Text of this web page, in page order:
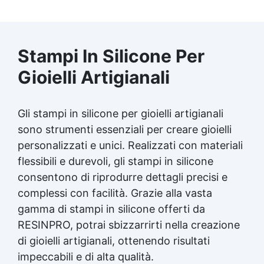
di sicurezza (MSDS) per ogni fase del ciclo.
Evitare il contatto con pelle e occhi. In caso
di contatto con la pelle, lavare con un
prodotto idoneo. In caso di contatto con gli
acqua e consultare immediatamente un
medico. Garantire una buona ventilazione. Il
prodotto contiene sostanze combustibili.
Tenere lontano da scintille ed evitare di
fumare nelle aree adiacenti. Rispettare tutte
le disposizioni locali di salute e sicurezza sul
luogo di lavoro. Dichiarazione Le
informazioni fornite in questa scheda tecnica
si basano esclusivamente sulle nostre
conoscenze di laboratorio e sulla pratica.
Tuttavia, poiché l'uso del prodotto avviene al
di fuori del nostro controllo, garantiamo solo
la qualità intrinseca del prodotto. Ci
Stampi In Silicone Per
Gioielli Artigianali
Gli stampi in silicone per gioielli artigianali
sono strumenti essenziali per creare gioielli
personalizzati e unici. Realizzati con materiali
flessibili e durevoli, gli stampi in silicone
consentono di riprodurre dettagli precisi e
complessi con facilità. Grazie alla vasta
gamma di stampi in silicone offerti da
RESINPRO, potrai sbizzarrirti nella creazione
di gioielli artigianali, ottenendo risultati
impeccabili e di alta qualità.